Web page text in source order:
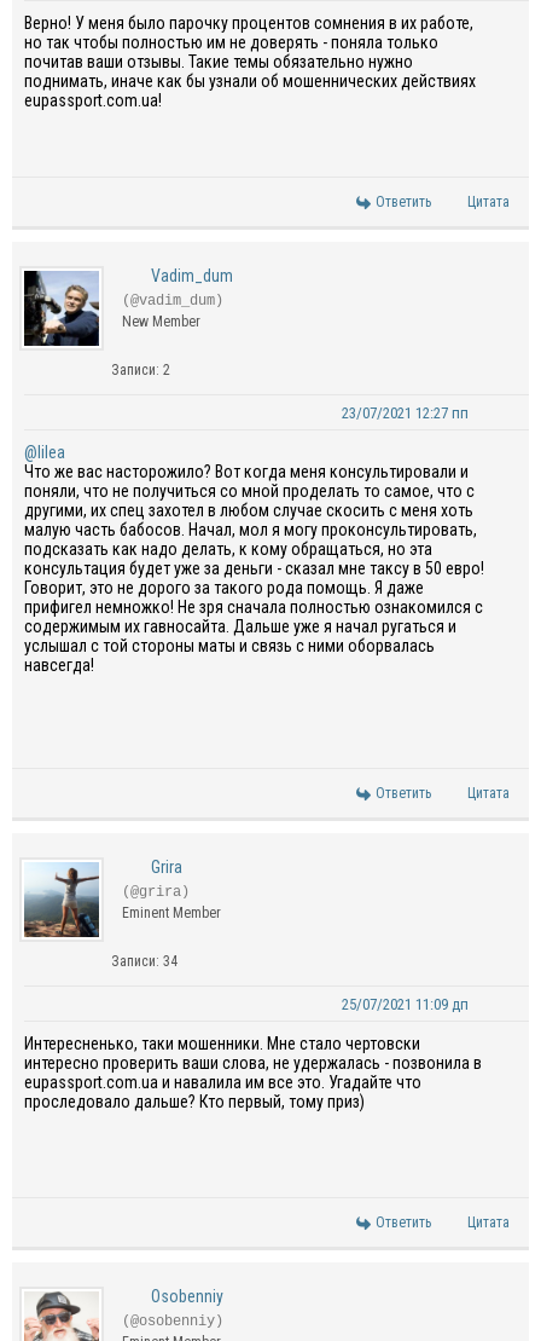
Верно! У меня было парочку процентов сомнения в их работе,
но так чтобы полностью им не доверять - поняла только
почитав ваши отзывы. Такие темы обязательно нужно
поднимать, иначе как бы узнали об мошеннических действиях
eupassport.com.ua!
Ответить Цитата
Vadim_dum
(@vadim_dum)
New Member
Записи: 2
23/07/2021 12:27 пп
@lilea
Что же вас насторожило? Вот когда меня консультировали и
поняли, что не получиться со мной проделать то самое, что с
другими, их спец захотел в любом случае скосить с меня хоть
малую часть бабосов. Начал, мол я могу проконсультировать,
подсказать как надо делать, к кому обращаться, но эта
консультация будет уже за деньги - сказал мне таксу в 50 евро!
Говорит, это не дорого за такого рода помощь. Я даже
прифигел немножко! Не зря сначала полностью ознакомился с
содержимым их гавносайта. Дальше уже я начал ругаться и
услышал с той стороны маты и связь с ними оборвалась
навсегда!
Ответить Цитата
Grira
(@grira)
Eminent Member
Записи: 34
25/07/2021 11:09 дп
Интересненько, таки мошенники. Мне стало чертовски
интересно проверить ваши слова, не удержалась - позвонила в
eupassport.com.ua и навалила им все это. Угадайте что
проследовало дальше? Кто первый, тому приз)
Ответить Цитата
Osobenniy
(@osobenniy)